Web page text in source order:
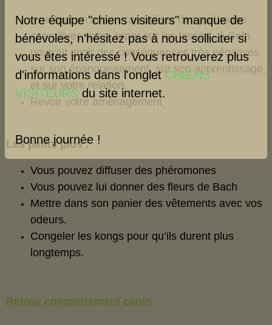
Il ne faut en aucun cas utiliser des méthodes
coercitives (crier, taper sur les fesses…)Cela
pourrait avoir des conséquences très négatives
sur son épanouissement, sur son apprentissage,
et sur votre relation.
Revoir votre aménagement
Les petits plus :
Vous pouvez diffuser des phéromones
Vous pouvez lui donner des fleurs de Bach
Mettre dans son panier des vêtements avec vos
odeurs.
Congeler les kongs pour qu’ils durent plus
longtemps.
Retour comportement canin
Notre équipe "chiens visiteurs" manque de
bénévoles, n'hésitez pas à nous solliciter si
vous êtes intéressé ! Vous retrouverez plus
d'informations dans l'ongletCHIENS
VISITEURSdu site internet.
Bonne journée !